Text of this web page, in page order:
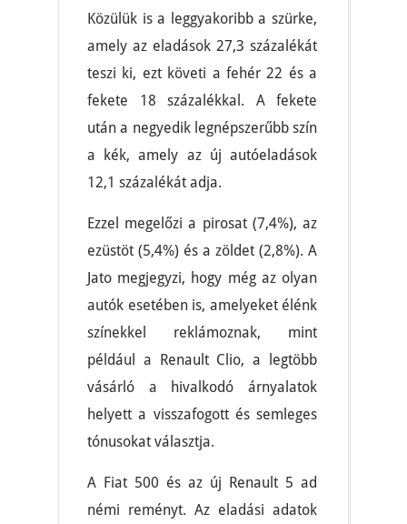
Közülük is a leggyakoribb a szürke,
amely az eladások 27,3 százalékát
teszi ki, ezt követi a fehér 22 és a
fekete 18 százalékkal. A fekete
után a negyedik legnépszerűbb szín
a kék, amely az új autóeladások
12,1 százalékát adja.
Ezzel megelőzi a pirosat (7,4%), az
ezüstöt (5,4%) és a zöldet (2,8%). A
Jato megjegyzi, hogy még az olyan
autók esetében is, amelyeket élénk
színekkel reklámoznak, mint
például a Renault Clio, a legtöbb
vásárló a hivalkodó árnyalatok
helyett a visszafogott és semleges
tónusokat választja.
A Fiat 500 és az új Renault 5 ad
némi reményt. Az eladási adatok